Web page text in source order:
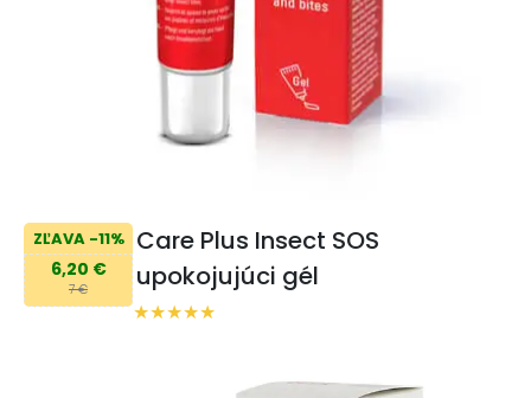
ZĽAVA -11%
6,20 €
7 €
Care Plus Insect SOS
upokojujúci gél